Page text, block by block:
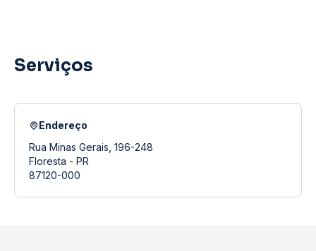
Serviços
Endereço
Rua Minas Gerais, 196-248
Floresta - PR
87120-000